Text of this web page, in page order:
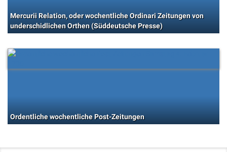
Mercurii Relation, oder wochentliche Ordinari Zeitungen von
underschidlichen Orthen (Süddeutsche Presse)
Ordentliche wochentliche Post-Zeitungen